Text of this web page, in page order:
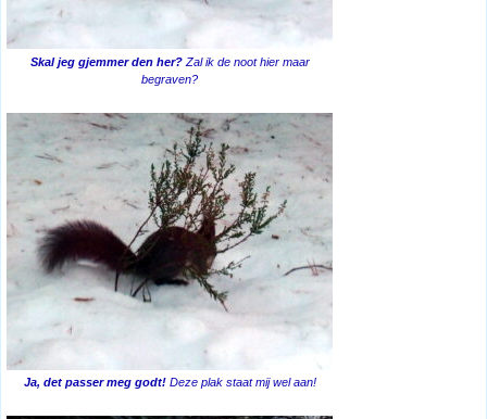
Skal jeg gjemmer den her?Zal ik de noot hier maar
begraven?
Ja, det passer meg godt!Deze plak staat mij wel aan!